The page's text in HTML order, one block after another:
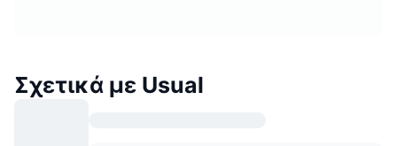
Σχετικά με Usual